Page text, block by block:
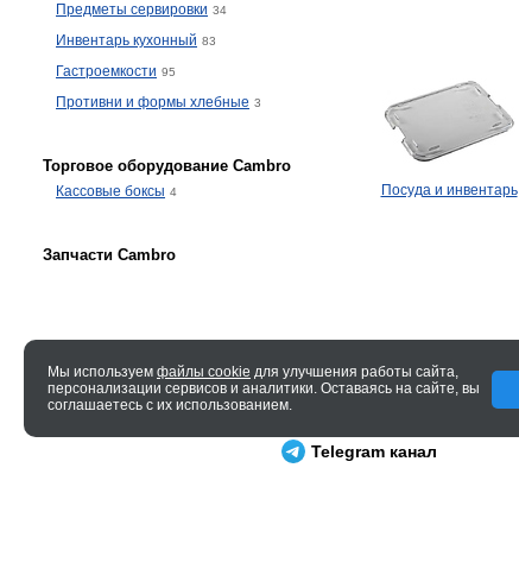
Мы используем файлы cookie для улучшения работы сайта,
персонализации сервисов и аналитики. Оставаясь на сайте, вы
соглашаетесь с их использованием.
Посуда и инвентарь
Предметы сервировки 34
Инвентарь кухонный 83
Гастроемкости 95
Противни и формы хлебные 3
Торговое оборудование Cambro
Кассовые боксы 4
Запчасти Cambro
Telegram канал
© 2005—2026 ENTERO
0.053 сек.